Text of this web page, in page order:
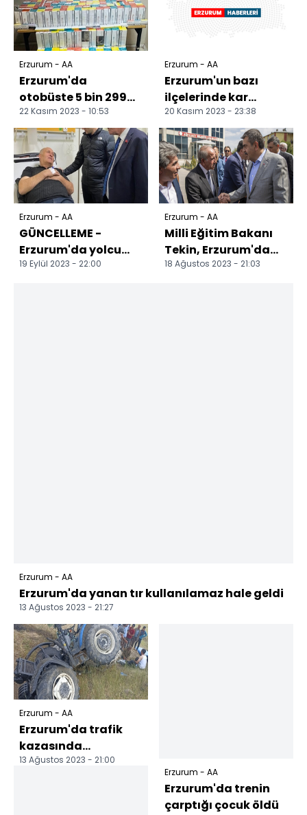
Erzurum - AA
Erzurum'da
otobüste 5 bin 299
paket kaçak sigara
ele geçirildi
22 Kasım 2023 - 10:53
Erzurum - AA
Erzurum'un bazı
ilçelerinde kar
nedeniyle eğitime bir
gün ara verildi
20 Kasım 2023 - 23:38
Erzurum - AA
GÜNCELLEME -
Erzurum'da yolcu
otobüsü traktöre
19 Eylül 2023 - 22:00
Erzurum - AA
Milli Eğitim Bakanı
Tekin, Erzurum'da
temaslarda bulundu
18 Ağustos 2023 - 21:03
Erzurum - AA
Erzurum'da yanan tır kullanılamaz hale geldi
13 Ağustos 2023 - 21:27
Erzurum - AA
Erzurum'da trafik
kazasında
yaralanan 2 kişi
13 Ağustos 2023 - 21:00
Erzurum - AA
Erzurum'da trenin
çarptığı çocuk öldü